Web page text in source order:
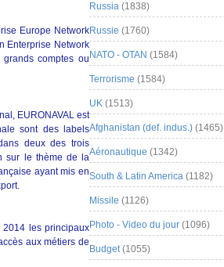
Europe Network
Enterprise Network
comptes ou
EURONAVAL est
sont des labels
deux des trois
sur le thème de la
ayant mis en
2014 les principaux
aux métiers de
Russia (1838)
Russie (1760)
NATO - OTAN (1584)
Terrorisme (1584)
UK (1513)
Afghanistan (def. indus.) (1465)
Aéronautique (1342)
South & Latin America (1182)
Missile (1126)
Photo - Video du jour (1096)
Budget(1055)